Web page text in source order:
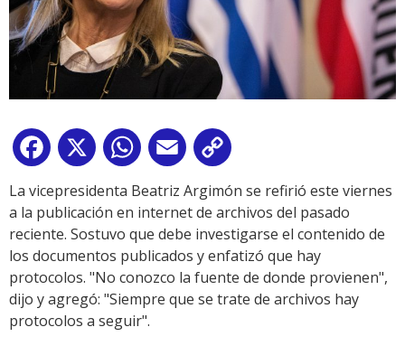
Facebook
X WhatsApp
Email
Link
La vicepresidenta Beatriz Argimón se refirió este viernes
a la publicación en internet de archivos del pasado
reciente. Sostuvo que debe investigarse el contenido de
los documentos publicados y enfatizó que hay
protocolos. "No conozco la fuente de donde provienen",
dijo y agregó: "Siempre que se trate de archivos hay
protocolos a seguir".